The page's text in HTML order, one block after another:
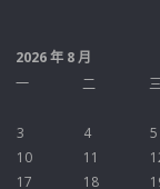
2026 年 8 月
一
二
3
4 5
10
11
17
18